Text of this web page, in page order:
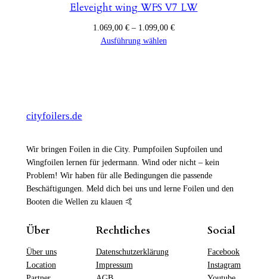
Eleveight wing WFS V7 LW
1.069,00 € – 1.099,00 €Preisspanne:
Ausführung wählen
cityfoilers.de
Wir bringen Foilen in die City. Pumpfoilen Supfoilen und
Wingfoilen lernen für jedermann. Wind oder nicht – kein
Problem! Wir haben für alle Bedingungen die passende
Beschäftigungen. Meld dich bei uns und lerne Foilen und den
Booten die Wellen zu klauen 🤙
Über
Über uns
Location
Rechtliches
Datenschutzerklärung
Impressum
Social
Facebook
Instagram